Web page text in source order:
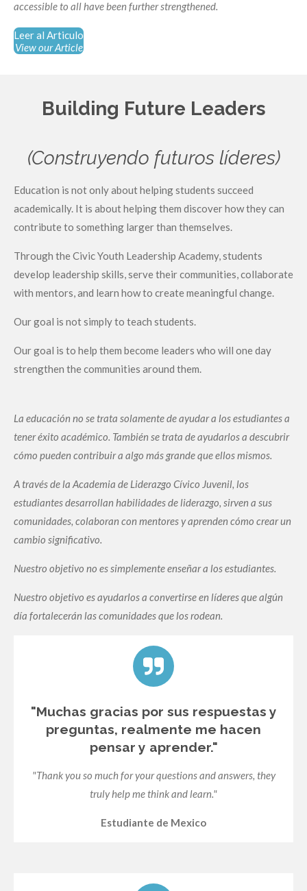
accessible to all have been further strengthened.
Leer al Articulo
View our Article
Building Future Leaders
(Construyendo futuros líderes)
Education is not only about helping students succeed
academically. It is about helping them discover how they can
contribute to something larger than themselves.
Through the Civic Youth Leadership Academy, students
develop leadership skills, serve their communities, collaborate
with mentors, and learn how to create meaningful change.
Our goal is not simply to teach students.
Our goal is to help them become leaders who will one day
strengthen the communities around them.
La educación no se trata solamente de ayudar a los estudiantes a
tener éxito académico. También se trata de ayudarlos a descubrir
cómo pueden contribuir a algo más grande que ellos mismos.
A través de la Academia de Liderazgo Cívico Juvenil, los
estudiantes desarrollan habilidades de liderazgo, sirven a sus
comunidades, colaboran con mentores y aprenden cómo crear un
cambio significativo.
Nuestro objetivo no es simplemente enseñar a los estudiantes.
Nuestro objetivo es ayudarlos a convertirse en líderes que algún
día fortalecerán las comunidades que los rodean.
"Muchas gracias por sus respuestas y
preguntas, realmente me hacen
pensar y aprender."
"Thank you so much for your questions and answers, they
truly help me think and learn."
Estudiante de Mexico